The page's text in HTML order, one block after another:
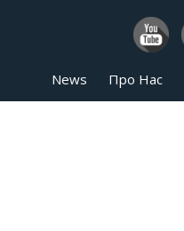
News Про Нас